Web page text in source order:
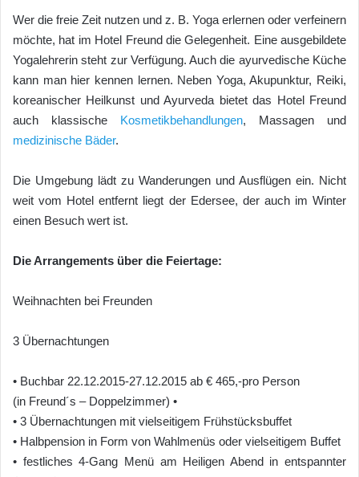
Wer die freie Zeit nutzen und z. B. Yoga erlernen oder verfeinern
möchte, hat im Hotel Freund die Gelegenheit. Eine ausgebildete
Yogalehrerin steht zur Verfügung. Auch die ayurvedische Küche
kann man hier kennen lernen. Neben Yoga, Akupunktur, Reiki,
koreanischer Heilkunst und Ayurveda bietet das Hotel Freund
auch klassische Kosmetikbehandlungen, Massagen und
medizinische Bäder.
Die Umgebung lädt zu Wanderungen und Ausflügen ein. Nicht
weit vom Hotel entfernt liegt der Edersee, der auch im Winter
einen Besuch wert ist.
Die Arrangements über die Feiertage:
Weihnachten bei Freunden
3 Übernachtungen
• Buchbar 22.12.2015-27.12.2015 ab € 465,-pro Person
(in Freund´s – Doppelzimmer) •
• 3 Übernachtungen mit vielseitigem Frühstücksbuffet
• Halbpension in Form von Wahlmenüs oder vielseitigem Buffet
• festliches 4-Gang Menü am Heiligen Abend in entspannter